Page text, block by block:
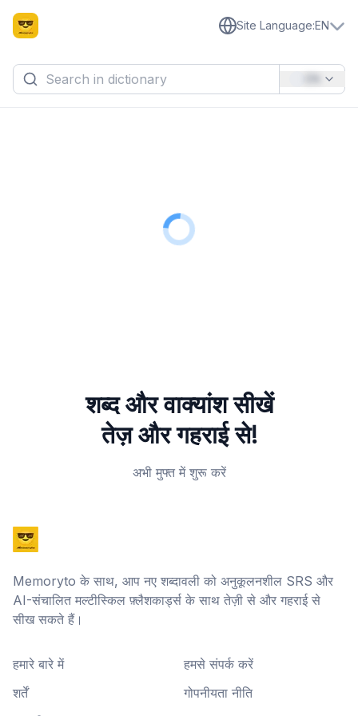
Site Language:EN
शब्द और वाक्यांश सीखें
तेज़ और गहराई से!
अभी मुफ्त में शुरू करें
Memoryto के साथ, आप नए शब्दावली को अनुकूलनशील SRS और
AI-संचालित मल्टीस्किल फ़्लैशकार्ड्स के साथ तेज़ी से और गहराई से
सीख सकते हैं।
हमारे बारे में
हमसे संपर्क करें
शर्तें
गोपनीयता नीति